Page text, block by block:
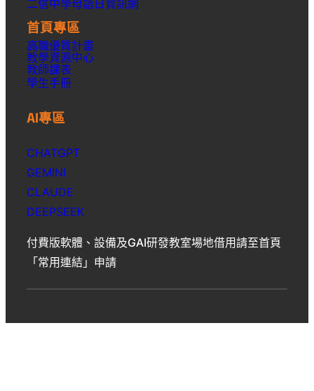
二信中學母語日資訊網
首頁專區
高職優質計畫
教學資源中心
教師課表
學生手冊
AI專區
CHATGPT
GEMINI
CLAUDE
DEEPSEEK
付費版軟體、設備及GAI研發教室場地借用請至首頁
「常用連結」申請